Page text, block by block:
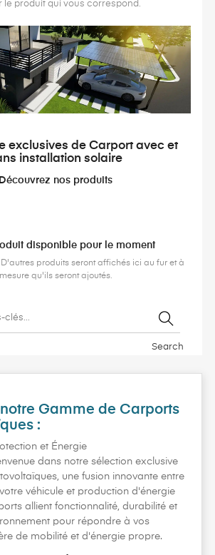
le produit qui vous correspond.
exclusives de Carport avec et
installation solaire
Découvrez nos produits
disponible pour le moment
D'autres produits seront affichés ici au fur et à
mesure qu'ils seront ajoutés.
Search
Gamme de Carports
:
et Énergie
dans notre sélection exclusive
une fusion innovante entre
véhicule et production d'énergie
allient fonctionnalité, durabilité et
pour répondre à vos
de mobilité et d'énergie propre.